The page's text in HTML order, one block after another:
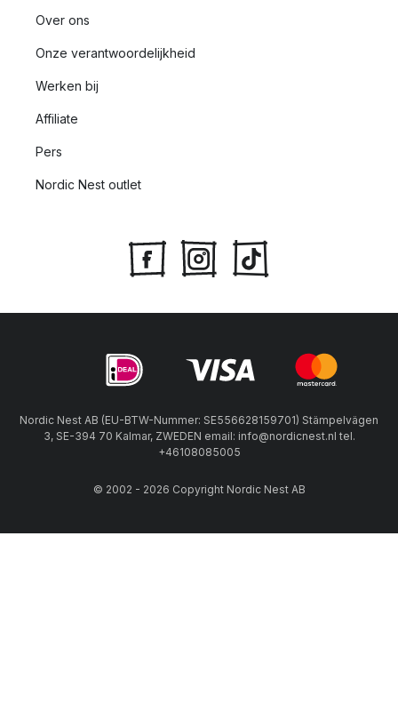
Over ons
Onze verantwoordelijkheid
Werken bij
Affiliate
Pers
Nordic Nest outlet
Nordic Nest AB (EU-BTW-Nummer: SE556628159701) Stämpelvägen
3, SE-394 70 Kalmar, ZWEDEN email: info@nordicnest.nl tel.
+46108085005
© 2002 - 2026 Copyright Nordic Nest AB